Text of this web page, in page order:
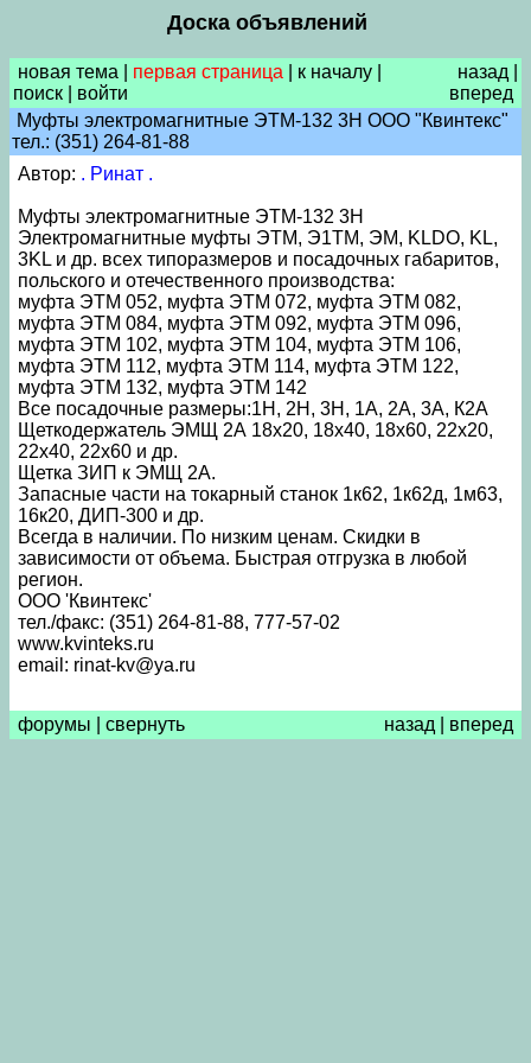
Доска объявлений
новая тема первая страница к началу
поиск
войти
назад
вперед
Муфты электромагнитные ЭТМ-132 3Н ООО "Квинтекс"
тел.: (351) 264-81-88
Автор: . Ринат .
Муфты электромагнитные ЭТМ-132 3Н
Электромагнитные муфты ЭТМ, Э1ТМ, ЭМ, KLDO, KL,
3KL и др. всех типоразмеров и посадочных габаритов,
польского и отечественного производства:
муфта ЭТМ 052, муфта ЭТМ 072, муфта ЭТМ 082,
муфта ЭТМ 084, муфта ЭТМ 092, муфта ЭТМ 096,
муфта ЭТМ 102, муфта ЭТМ 104, муфта ЭТМ 106,
муфта ЭТМ 112, муфта ЭТМ 114, муфта ЭТМ 122,
муфта ЭТМ 132, муфта ЭТМ 142
Все посадочные размеры:1Н, 2Н, 3Н, 1А, 2А, 3А, К2А
Щеткодержатель ЭМЩ 2А 18х20, 18х40, 18х60, 22х20,
22х40, 22х60 и др.
Щетка ЗИП к ЭМЩ 2А.
Запасные части на токарный станок 1к62, 1к62д, 1м63,
16к20, ДИП-300 и др.
Всегда в наличии. По низким ценам. Скидки в
зависимости от объема. Быстрая отгрузка в любой
регион.
ООО 'Квинтекс'
тел./факс: (351) 264-81-88, 777-57-02
www.kvinteks.ru
email: rinat-kv@ya.ru
форумы свернуть назад вперед